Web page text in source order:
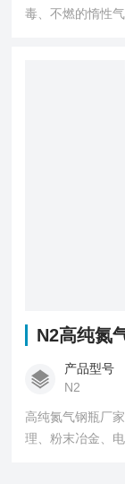
毒、不燃的惰性
N2高纯氮
产品型号
N2
高纯氮气钢瓶厂
理、粉末冶金、